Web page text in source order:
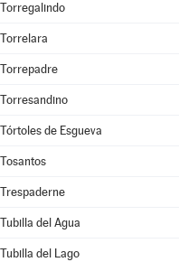
Torregalindo
Torrelara
Torrepadre
Torresandino
Tórtoles de Esgueva
Tosantos
Trespaderne
Tubilla del Agua
Tubilla del Lago